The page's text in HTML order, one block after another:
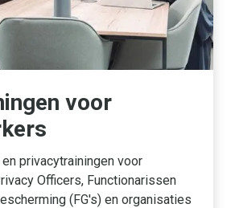
voor
privacytrainingen voor
Officers, Functionarissen
(FG's) en organisaties